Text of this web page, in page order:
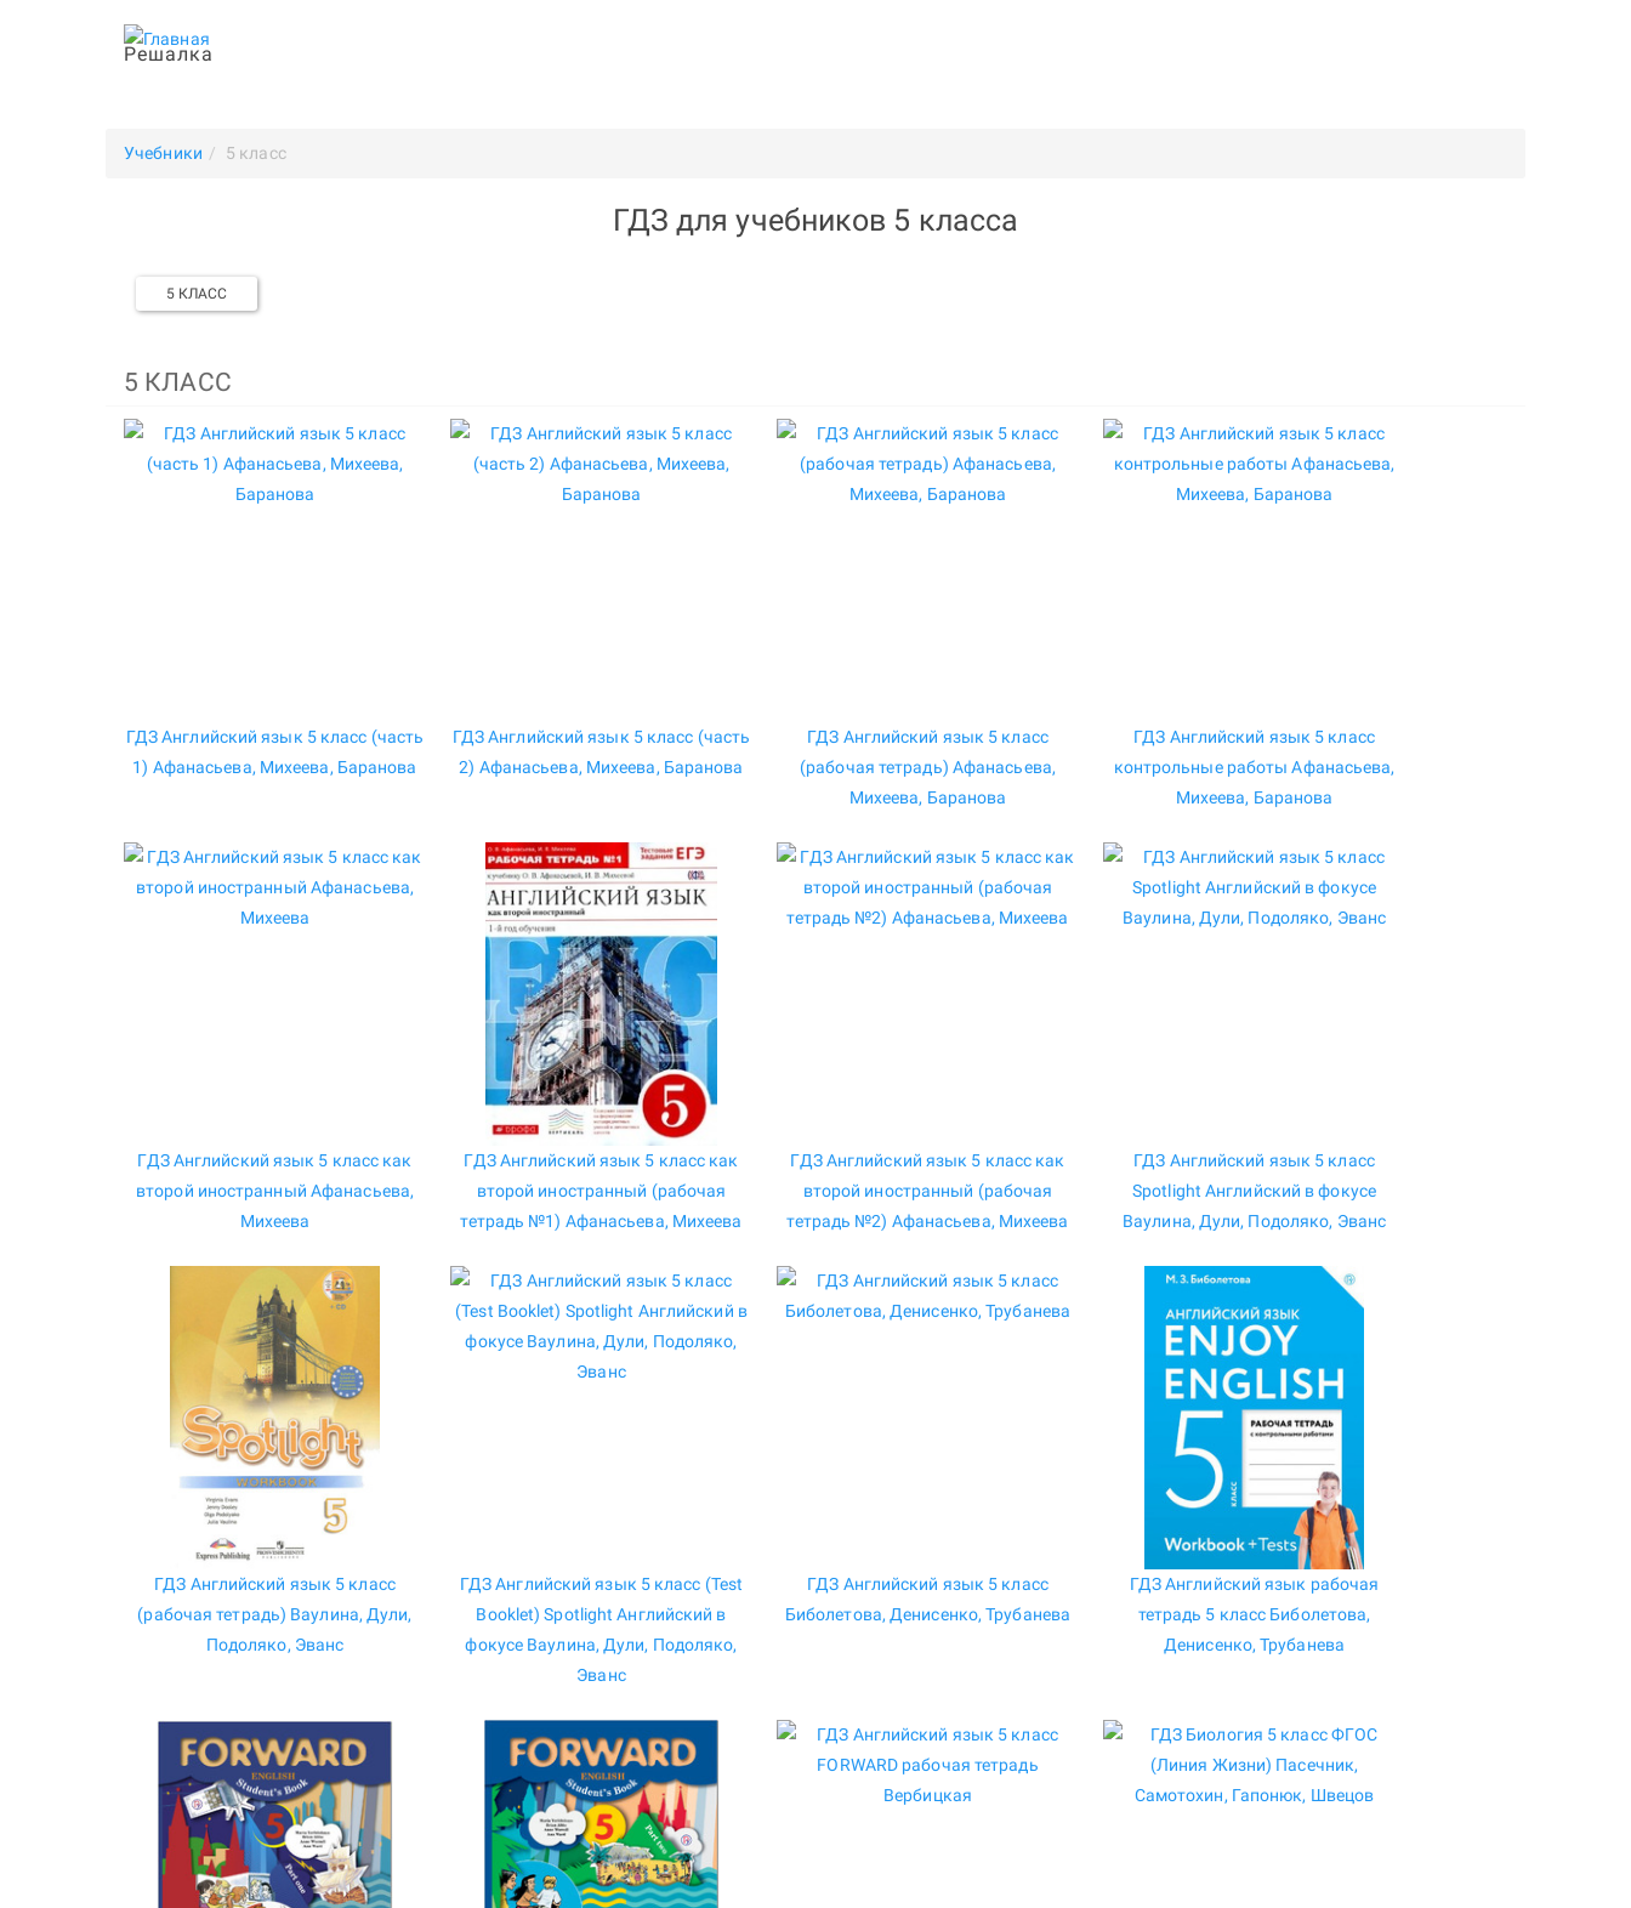
Решалка
Учебники 5 класс
ГДЗ для учебников 5 класса
5 КЛАСС
5 КЛАСС
ГДЗ Английский язык 5 класс (часть
1) Афанасьева, Михеева, Баранова
ГДЗ Английский язык 5 класс (часть
2) Афанасьева, Михеева, Баранова
ГДЗ Английский язык 5 класс
(рабочая тетрадь) Афанасьева,
Михеева, Баранова
ГДЗ Английский язык 5 класс
контрольные работы Афанасьева,
Михеева, Баранова
ГДЗ Английский язык 5 класс как
второй иностранный Афанасьева,
Михеева
ГДЗ Английский язык 5 класс как
второй иностранный (рабочая
тетрадь №1) Афанасьева, Михеева
ГДЗ Английский язык 5 класс как
второй иностранный (рабочая
тетрадь №2) Афанасьева, Михеева
ГДЗ Английский язык 5 класс
Spotlight Английский в фокусе
Ваулина, Дули, Подоляко, Эванс
ГДЗ Английский язык 5 класс
(рабочая тетрадь) Ваулина, Дули,
Подоляко, Эванс
ГДЗ Английский язык 5 класс (Test
Booklet) Spotlight Английский в
фокусе Ваулина, Дули, Подоляко,
Эванс
ГДЗ Английский язык 5 класс
Биболетова, Денисенко, Трубанева
ГДЗ Английский язык рабочая
тетрадь 5 класс Биболетова,
Денисенко, Трубанева